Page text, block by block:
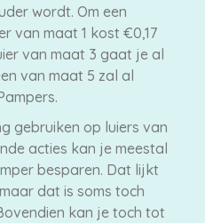
wordt. Om een
van maat 1 kost €0,17
van maat 3 gaat je al
van maat 5 zal al
gebruiken op luiers van
acties kan je meestal
besparen. Dat lijkt
dat is soms toch
kan je toch tot